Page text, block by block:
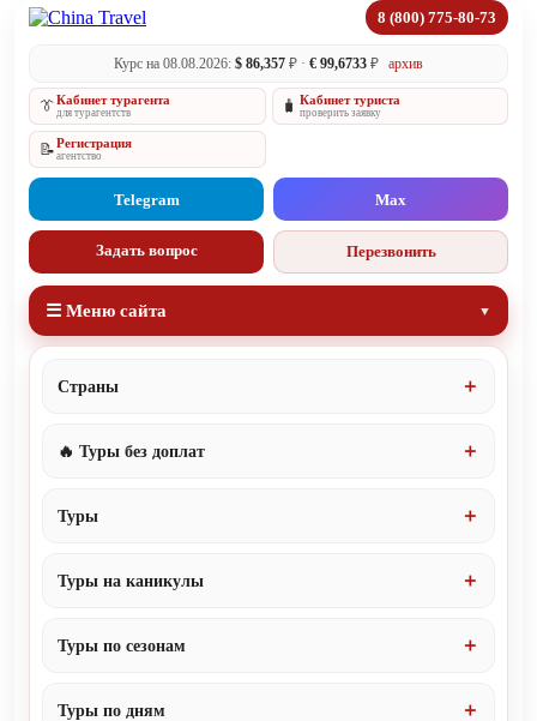
8 (800) 775-80-73
Курс на 08.08.2026: $ 86,357 ₽ · € 99,6733 ₽ архив
👔Кабинет турагента
для турагентств 🧳 Кабинет туриста
проверить заявку
📝Регистрация
агентство
Telegram Max
Задать вопрос Перезвонить
☰ Меню сайта
Страны
🔥 Туры без доплат
Туры
Туры на каникулы
Туры по сезонам
Туры по дням